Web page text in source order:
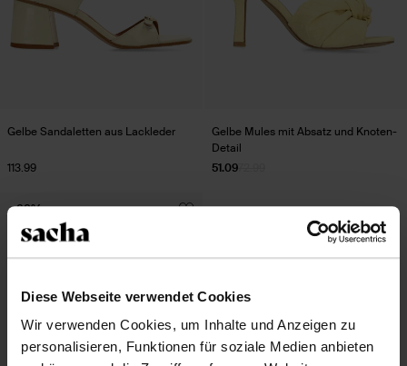
Diese Webseite verwendet Cookies
Wir verwenden Cookies, um Inhalte und Anzeigen zu
personalisieren, Funktionen für soziale Medien anbieten
Gelbe Sandaletten aus Lackleder
113.99
Gelbe Mules mit Absatz und Knoten-
Detail
51.09
- 60%